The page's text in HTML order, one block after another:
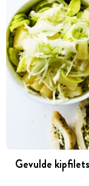
Gevulde